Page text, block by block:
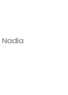
Nadia